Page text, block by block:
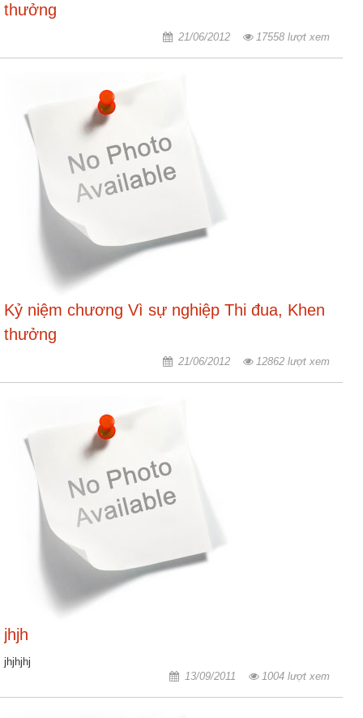
thưởng
21/06/2012 17558 lượt xem
Kỷ niệm chương Vì sự nghiệp Thi đua, Khen
thưởng
21/06/2012 12862 lượt xem
jhjh
jhjhjhj
13/09/2011
1004 lượt xem